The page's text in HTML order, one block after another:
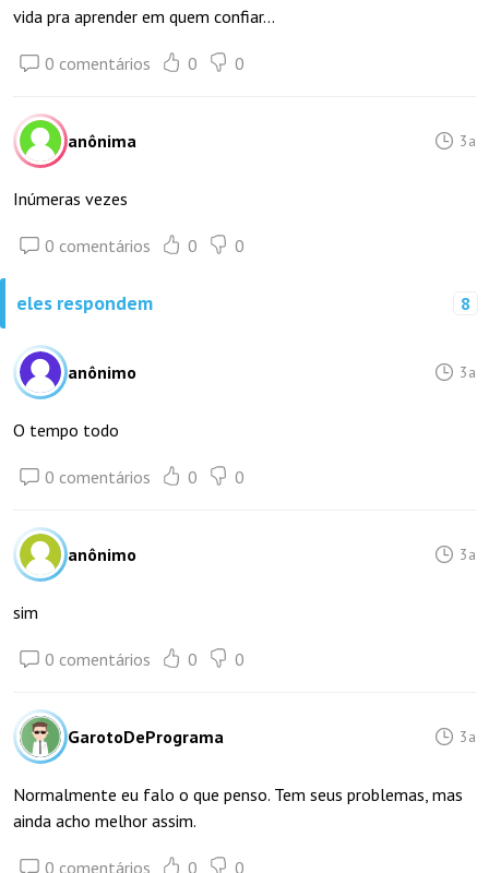
vida pra aprender em quem confiar...
0 comentários 0 0
anônima 3a
Inúmeras vezes
0 comentários 0 0
eles respondem 8
anônimo 3a
O tempo todo
0 comentários 0 0
anônimo 3a
sim
0 comentários 0 0
GarotoDePrograma 3a
Normalmente eu falo o que penso. Tem seus problemas, mas
ainda acho melhor assim.
0 comentários 0 0